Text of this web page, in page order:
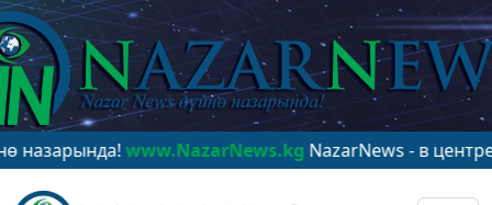
www.NazarNews.kgNazarNews - в центре